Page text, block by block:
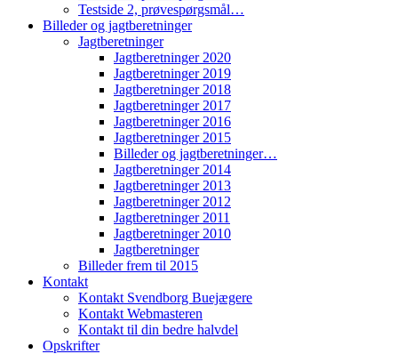
Testside 2, prøvespørgsmål…
Billeder og jagtberetninger
Jagtberetninger
Jagtberetninger 2020
Jagtberetninger 2019
Jagtberetninger 2018
Jagtberetninger 2017
Jagtberetninger 2016
Jagtberetninger 2015
Billeder og jagtberetninger…
Jagtberetninger 2014
Jagtberetninger 2013
Jagtberetninger 2012
Jagtberetninger 2011
Jagtberetninger 2010
Jagtberetninger
Billeder frem til 2015
Kontakt
Kontakt Svendborg Buejægere
Kontakt Webmasteren
Kontakt til din bedre halvdel
Opskrifter